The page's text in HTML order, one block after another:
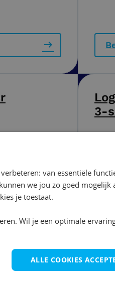
3-
1 2 3...11
van essentiële
we jou zo goed mogelijk
je toestaat.
Wil je een optimale
ALLE COOKIES